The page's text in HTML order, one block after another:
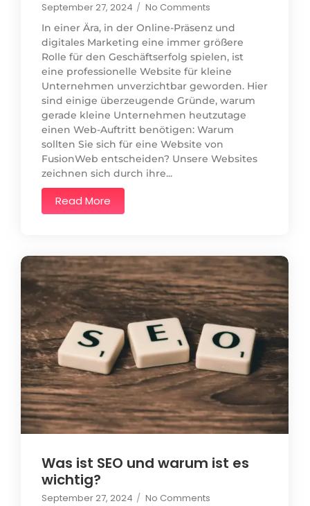
September 27, 2024 / No Comments
In einer Ära, in der Online-Präsenz und
digitales Marketing eine immer größere
Rolle für den Geschäftserfolg spielen, ist
eine professionelle Website für kleine
Unternehmen unverzichtbar geworden. Hier
sind einige überzeugende Gründe, warum
gerade kleine Unternehmen heutzutage
einen Web-Auftritt benötigen: Warum
sollten Sie sich für eine Website von
FusionWeb entscheiden? Unsere Websites
zeichnen sich durch ihre...
Read More
Was ist SEO und warum ist es
wichtig?
September 27, 2024 / No Comments